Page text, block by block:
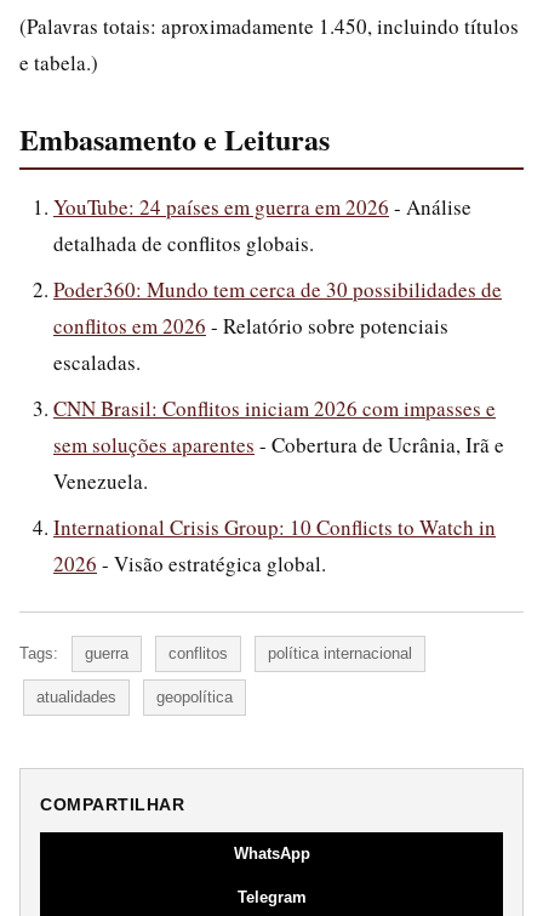
(Palavras totais: aproximadamente 1.450, incluindo títulos
e tabela.)
Embasamento e Leituras
YouTube: 24 países em guerra em 2026 - Análise
detalhada de conflitos globais.
Poder360: Mundo tem cerca de 30 possibilidades de
conflitos em 2026 - Relatório sobre potenciais
escaladas.
CNN Brasil: Conflitos iniciam 2026 com impasses e
sem soluções aparentes - Cobertura de Ucrânia, Irã e
Venezuela.
International Crisis Group: 10 Conflicts to Watch in
2026 - Visão estratégica global.
Tags: guerra conflitos política internacional
atualidades geopolítica
COMPARTILHAR
WhatsApp
Telegram